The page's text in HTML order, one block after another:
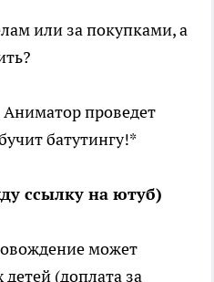
или за покупками, а
проведет
батутингу!*
ссылку на ютуб)
может
детей (доплата за